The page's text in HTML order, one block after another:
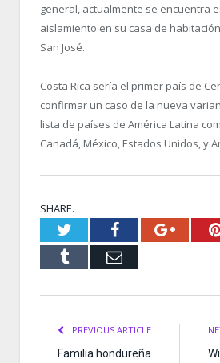
general, actualmente se encuentra
aislamiento en su casa de
San José.
Costa Rica sería el primer país de
confirmar un caso de la nueva
lista de países de América Latina
Canadá, México, Estados Unidos, y
SHARE.
TwitterFacebook
Tumblr Email
PREVIOUS ARTICLE
Familia hondureña